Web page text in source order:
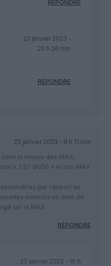
RÉPONDRE
23 janvier 2023 -
23 h 26 min
RÉPONDRE
23 janvier 2023 - 9 h 11 min
la masse des MAX,
« 737-8000 » et non MAX
par rapport au
moteurs en dent de
sur le MAX
RÉPONDRE
23 janvier 2023 - 10 h